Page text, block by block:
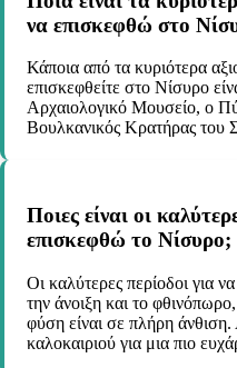
να επισκεφθώ στο
Κάποια από τα κυριότερα
επισκεφθείτε στο Νίσυρο
Αρχαιολογικό Μουσείο, ο
Βουλκανικός Κρατήρας του
Ποιες είναι οι
επισκεφθώ το Νίσυρο;
Οι καλύτερες περίοδοι για
την άνοιξη και το
φύση είναι σε πλήρη
καλοκαιριού για μια πιο